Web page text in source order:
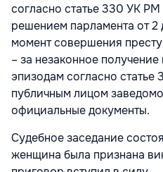
согласно статье 330 УК РМ
решением парламента от 2
момент совершения
– за незаконное
эпизодам согласно
публичным лицом
официальные документы.
Судебное заседание
женщина была признана